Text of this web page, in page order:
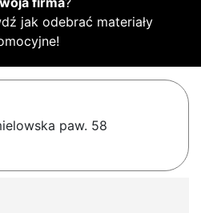
jak odebrać materiały
paw. 58